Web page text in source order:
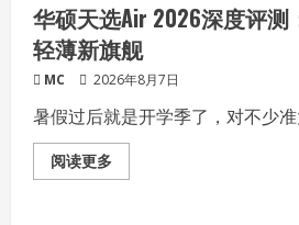
i5-
14600K+双
通
道
DDR4
华硕天选Air 2026深度评测
轻薄新旗舰
MC 2026年8月7日
暑假过后就是开学季了，对不少
阅读更多Read
more